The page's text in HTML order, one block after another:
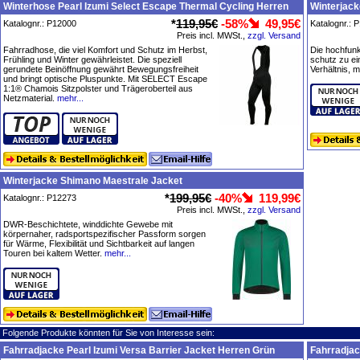
Winterhose Pearl Izumi Select Escape Thermal Cycling Herren
Katalognr.: P12000 *119,95€ -58% 49,95€
Preis incl. MWSt., zzgl. Versand
Fahrradhose, die viel Komfort und Schutz im Herbst,
Frühling und Winter gewährleistet. Die speziell
gerundete Beinöffnung gewährt Bewegungsfreiheit
und bringt optische Pluspunkte. Mit SELECT Escape
1:1® Chamois Sitzpolster und Trägeroberteil aus
Netzmaterial. mehr...
Katalognr.:
Die
schutz zu
Verhältnis,
Winterjacke Shimano Maestrale Jacket
Katalognr.: P12273 *199,95€ -40% 119,99€
Preis incl. MWSt., zzgl. Versand
DWR-Beschichtete, winddichte Gewebe mit
körpernaher, radsportspezifischer Passform sorgen
für Wärme, Flexibilität und Sichtbarkeit auf langen
Touren bei kaltem Wetter. mehr...
Folgende Produkte könnten für Sie von Interesse sein:
Fahrradjacke Pearl Izumi Versa Barrier Jacket Herren Grün